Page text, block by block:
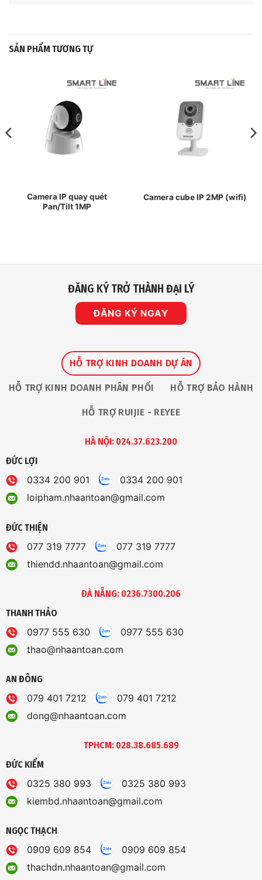
Camera IP quay quét
ĐĂNG KÝ TRỞ THÀNH ĐẠI LÝ
HÀ NỘI: 024.37.623.200
loipham.nhaantoan@gmail.com
ĐỨC THIỆN
thiendd.nhaantoan@gmail.com
ĐÀ NẴNG: 0236.7300.206
THANH THẢO
0977 555 630
0977 555 630
thao@nhaantoan.com
AN ĐÔNG
079 401 7212
079 401 7212
dong@nhaantoan.com
TPHCM: 028.38.685.689
ĐỨC KIỂM
0325 380 993
0325 380 993
kiembd.nhaantoan@gmail.com
NGỌC THẠCH
0909 609 854
0909 609 854
thachdn.nhaantoan@gmail.com
CÔNG TY CỔ PHẦN NHÀ AN TOÀN
VĂN PHÒNG HÀ NỘI
Văn Phòng: Tầng 05 Tòa nhà 97-99 Láng Hạ, P.
Đống Đa, TP. Hà Nội